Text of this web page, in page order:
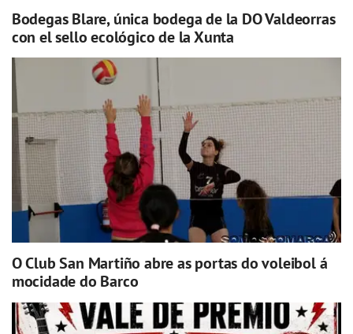
Bodegas Blare, única bodega de la DO Valdeorras
con el sello ecológico de la Xunta
O Club San Martiño abre as portas do voleibol á
mocidade do Barco